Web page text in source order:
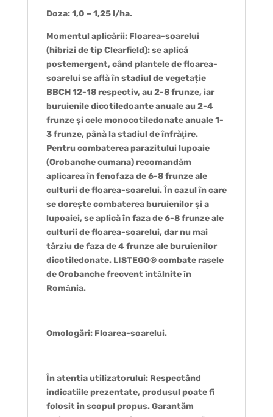
Doza: 1,0 – 1,25 l/ha.
Momentul aplicării: Floarea-soarelui
(hibrizi de tip Clearfield): se aplică
postemergent, când plantele de floarea-
soarelui se află în stadiul de vegetație
BBCH 12-18 respectiv, au 2-8 frunze, iar
buruienile dicotiledoante anuale au 2-4
frunze şi cele monocotiledonate anuale 1-
3 frunze, până la stadiul de înfrăţire.
Pentru combaterea parazitului lupoaie
(Orobanche cumana) recomandăm
aplicarea în fenofaza de 6-8 frunze ale
culturii de floarea-soarelui. În cazul în care
se doreşte combaterea buruienilor şi a
lupoaiei, se aplică în faza de 6-8 frunze ale
culturii de floarea-soarelui, dar nu mai
târziu de faza de 4 frunze ale buruienilor
dicotiledonate. LISTEGO® combate rasele
de Orobanche frecvent ȋntȃlnite ȋn
Romȃnia.
Omologări: Floarea-soarelui.
În atentia utilizatorului: Respectând
indicatiile prezentate, produsul poate fi
folosit în scopul propus. Garantăm